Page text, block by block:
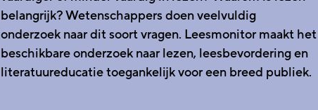
belangrijk? Wetenschappers doen veelvuldig
onderzoek naar dit soort vragen. Leesmonitor maakt het
beschikbare onderzoek naar lezen, leesbevordering en
literatuureducatie toegankelijk voor een breed publiek.